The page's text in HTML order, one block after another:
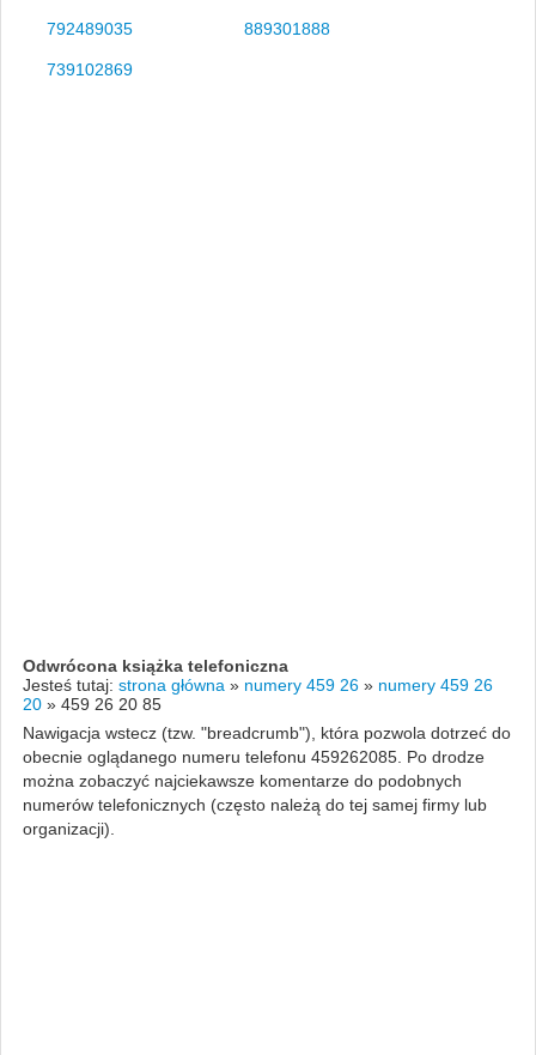
792489035 889301888
739102869
Odwrócona książka telefoniczna
Jesteś tutaj: strona główna » numery 459 26 » numery 459 26
20 » 459 26 20 85
Nawigacja wstecz (tzw. "breadcrumb"), która pozwola dotrzeć do
obecnie oglądanego numeru telefonu 459262085. Po drodze
można zobaczyć najciekawsze komentarze do podobnych
numerów telefonicznych (często należą do tej samej firmy lub
organizacji).